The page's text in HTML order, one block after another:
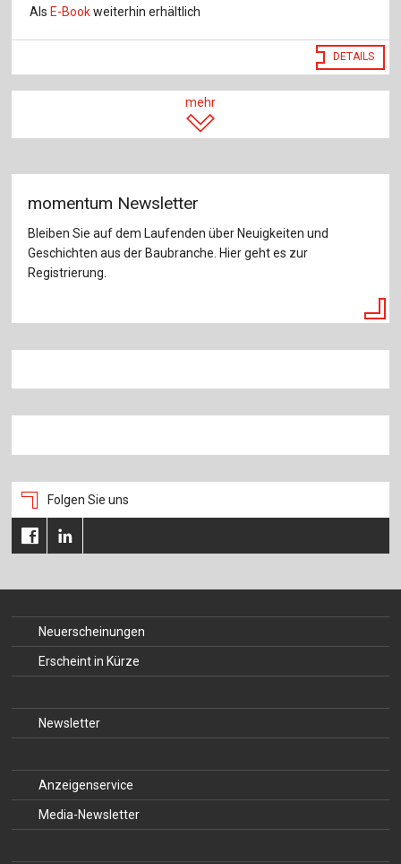
AlsE-Bookweiterhin erhältlich
DETAILS
mehr
momentum Newsletter
Bleiben Sie auf dem Laufenden über Neuigkeiten und
Geschichten aus der Baubranche. Hier geht es zur
Registrierung.
Folgen Sie uns
Neuerscheinungen
Erscheint in Kürze
Newsletter
Anzeigenservice
Media-Newsletter